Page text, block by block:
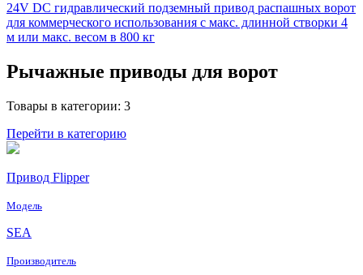
24V DC гидравлический подземный привод распашных ворот
для коммерческого использования с макс. длинной створки 4
м или макс. весом в 800 кг
Рычажные приводы для ворот
Товары в категории: 3
Перейти в категорию
Привод Flipper
Модель
SEA
Производитель